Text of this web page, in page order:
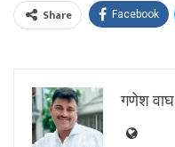
Share Facebook
गणेश वाघ